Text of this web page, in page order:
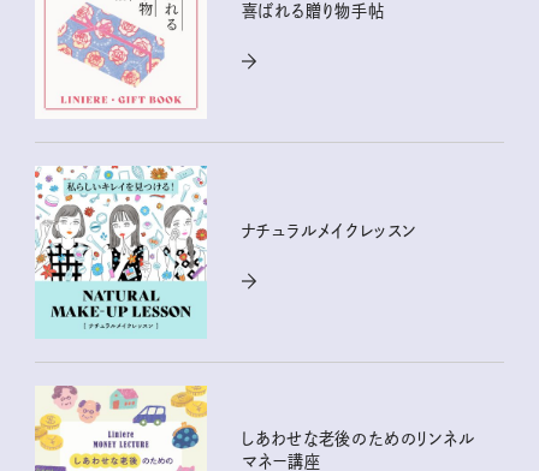
喜ばれる贈り物手帖
ナチュラルメイクレッスン
しあわせな老後のためのリンネル
マネー講座